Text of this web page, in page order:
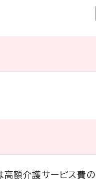
額介護サービス費